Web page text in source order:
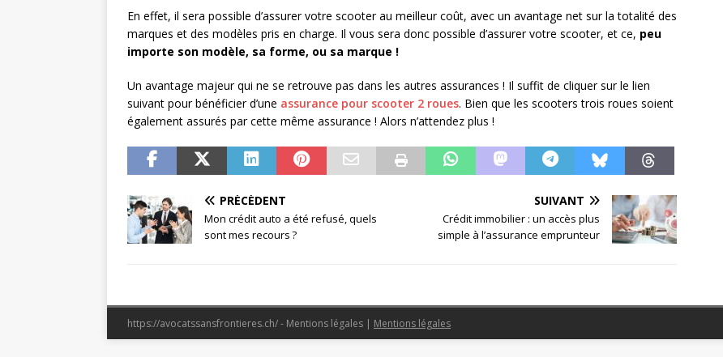
En effet, il sera possible d’assurer votre scooter au meilleur coût, avec un avantage net sur la totalité des
marques et des modèles pris en charge. Il vous sera donc possible d’assurer votre scooter, et ce, peu
importe son modèle, sa forme, ou sa marque !
Un avantage majeur qui ne se retrouve pas dans les autres assurances ! Il suffit de cliquer sur le lien
suivant pour bénéficier d’une assurance pour scooter 2 roues. Bien que les scooters trois roues soient
également assurés par cette même assurance ! Alors n’attendez plus !
PRÉCÉDENT
Mon crédit auto a été refusé, quels
sont mes recours ?
SUIVANT
Crédit immobilier : un accès plus
simple à l’assurance emprunteur
https://avocatssansfrontieres.ch/ - Mentions légales | Mentions légales